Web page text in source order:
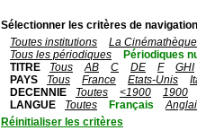
Sélectionner les critères de
Toutes institutions
La
Tous les périodiques
Périodiques
TITRE
Tous AB C DE F
GHI
PAYS
Tous France Etats-Unis
DECENNIE
Toutes <1900
1900
LANGUE
Toutes Français
Réinitialiser les critères